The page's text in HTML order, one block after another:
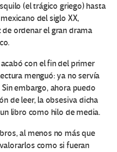
(el trágico griego) hasta
del siglo XX,
ordenar el gran drama
con el fin del primer
menguó: ya no servía
embargo, ahora puedo
de leer, la obsesiva dicha
libro como hilo de media.
al menos no más que
como si fueran